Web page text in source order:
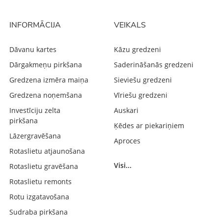
INFORMĀCIJA
Dāvanu kartes
Dārgakmeņu pirkšana
Gredzena izmēra maiņa
Gredzena noņemšana
Investīciju zelta
pirkšana
Lāzergravēšana
Rotaslietu atjaunošana
Rotaslietu gravēšana
Rotaslietu remonts
Rotu izgatavošana
Sudraba pirkšana
VEIKALS
Kāzu gredzeni
Saderināšanās gredzeni
Sieviešu gredzeni
Vīriešu gredzeni
Auskari
Ķēdes ar piekariņiem
Aproces
Visi...